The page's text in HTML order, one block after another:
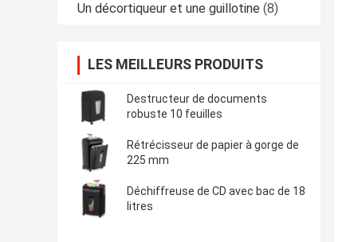
Un décortiqueur et une guillotine (8)
LES MEILLEURS PRODUITS
Destructeur de documents
robuste 10 feuilles
Rétrécisseur de papier à gorge de
225 mm
Déchiffreuse de CD avec bac de 18
litres